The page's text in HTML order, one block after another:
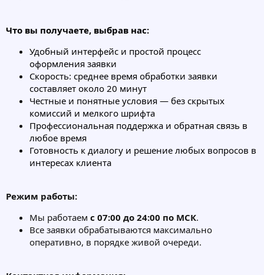
Что вы получаете, выбрав нас:
Удобный интерфейс и простой процесс
оформления заявки
Скорость: среднее время обработки заявки
составляет около 20 минут
Честные и понятные условия — без скрытых
комиссий и мелкого шрифта
Профессиональная поддержка и обратная связь в
любое время
Готовность к диалогу и решение любых вопросов в
интересах клиента
Режим работы:
Мы работаем с 07:00 до 24:00 по МСК.
Все заявки обрабатываются максимально
оперативно, в порядке живой очереди.